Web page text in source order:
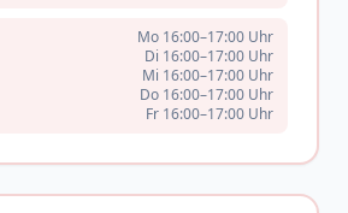
Mo 16:00–17:00 Uhr
Di 16:00–17:00 Uhr
Mi 16:00–17:00 Uhr
Do 16:00–17:00 Uhr
Fr 16:00–17:00 Uhr